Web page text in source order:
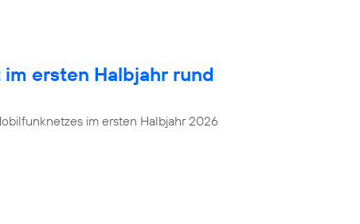
ersten Halbjahr rund
im ersten Halbjahr 2026